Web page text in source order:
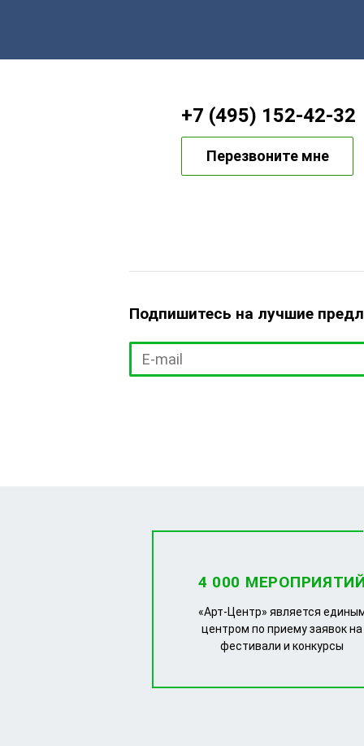
+7 (495) 152-42-32
Перезвоните мне
Подпишитесь на лучшие
4 000
«Арт-Центр» является
центром по приему заявок на
фестивали и конкурсы